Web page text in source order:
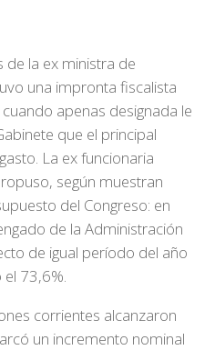
de la ex ministra de
una impronta fiscalista
apenas designada le
que el principal
La ex funcionaria
según muestran
del Congreso: en
de la Administración
de igual período del año
73,6%.
corrientes alcanzaron
un incremento nominal